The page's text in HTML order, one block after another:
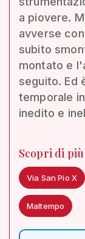
a piovere.
avverse
subito
montato e
seguito. Ed
temporale
inedito e
Scopri di
Via San Pio X
Maltempo